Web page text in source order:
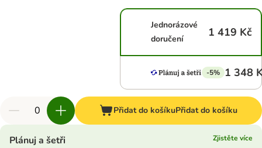
Jednorázové
doručení
1 419 Kč
-5% 1 348
Přidat do košíkuPřidat do košíku
Plánuj a šetři
Zjistěte více